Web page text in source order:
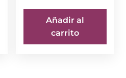
Añadir al
carrito